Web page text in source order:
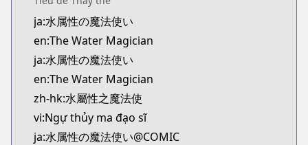
Kitsu
https://kitsu.app/manga/69143
MangaUpdates
MangaUpdates
https://www.mangaupdates.com/
novelUpdates
novelUpdates
https://www.novelupdates.com/series/water-
Book☆Walker
ja:水属性の魔法使い
en:The Water Magician
ja:水属性の魔法使い
en:The Water Magician
zh-hk:水屬性之魔法使
vi:Ngự thủy ma đạo sĩ
ja:水属性の魔法使い@COMIC